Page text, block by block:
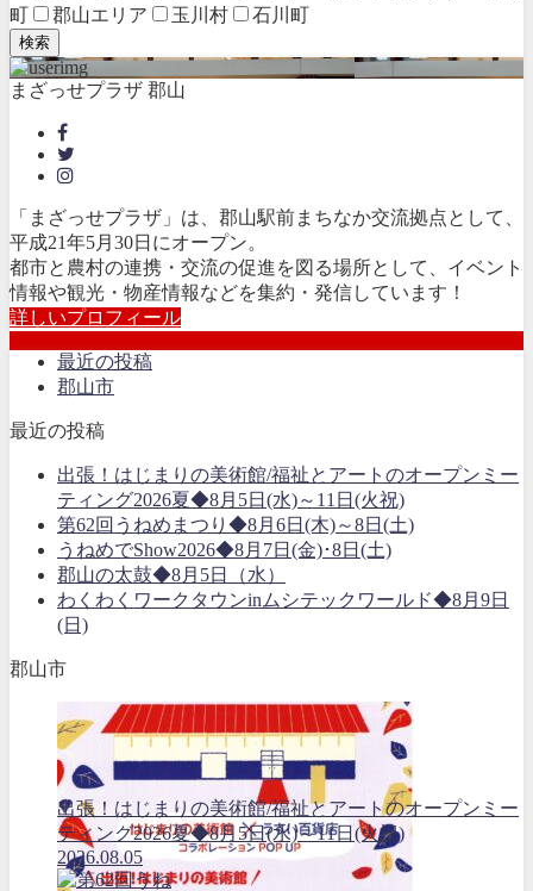
町
郡山エリア 玉川村 石川町
検索
まざっせプラザ 郡山
「まざっせプラザ」は、郡山駅前まちなか交流拠点として、
平成21年5月30日にオープン。
都市と農村の連携・交流の促進を図る場所として、イベント
情報や観光・物産情報などを集約・発信しています！
詳しいプロフィール
最近の投稿
郡山市
最近の投稿
出張！はじまりの美術館/福祉とアートのオープンミー
ティング2026夏◆8月5日(水)～11日(火祝)
第62回うねめまつり◆8月6日(木)～8日(土)
うねめでShow2026◆8月7日(金)･8日(土)
郡山の太鼓◆8月5日（水）
わくわくワークタウンinムシテックワールド◆8月9日
(日)
郡山市
出張！はじまりの美術館/福祉とアートのオープンミー
ティング2026夏◆8月5日(水)～11日(火祝)
2026.08.05